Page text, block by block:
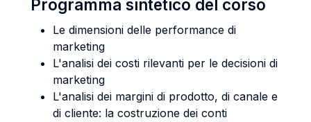
Programma sintetico del corso
Le dimensioni delle performance di
marketing
L'analisi dei costi rilevanti per le decisioni di
marketing
L'analisi dei margini di prodotto, di canale e
di cliente: la costruzione dei conti